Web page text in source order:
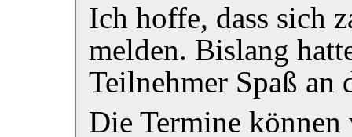
Ich hoffe, dass sich
melden. Bislang
Teilnehmer Spaß an
Die Termine